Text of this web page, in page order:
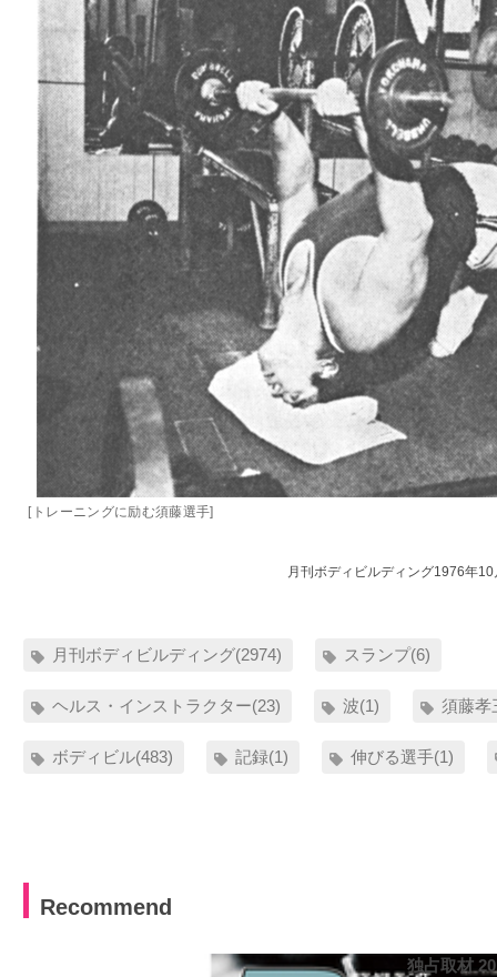
[トレーニングに励む須藤選手]
月刊ボディビルディング1976年10
月刊ボディビルディング(2974) スランプ(6)
ヘルス・インストラクター(23) 波(1) 須藤孝
ボディビル(483) 記録(1) 伸びる選手(1)
Recommend
独占取材